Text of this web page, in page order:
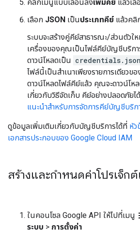
คลิกเมนูแบบเลื่อนลงเพิ่มคีย์ แล้วเลื
เลือก JSON เป็นประเภทคีย์ แล้วคลิ
ระบบจะสร้างคู่คีย์สาธารณะ/ส่วนตัวใ
เครื่องของคุณเป็นไฟล์คีย์บัญชีบริก
ดาวน์โหลดเป็น credentials.json
ไฟล์นี้เป็นสำเนาเพียงรายการเดียวข
ดาวน์โหลดไฟล์คีย์แล้ว คุณจะดาวน์โห
เกี่ยวกับวิธีจัดเก็บ คีย์อย่างปลอดภัยไ
แนะนำสำหรับการจัดการคีย์บัญชีบริก
ดูข้อมูลเพิ่มเติมเกี่ยวกับบัญชีบริการได้ที่ หั
เอกสารประกอบของ Google Cloud IAM
สร้างและกำหนดค่าโปรเจ็ก
ในคอนโซล Google API ให้ไปที่เมนู
ระบบ > การตั้งค่า